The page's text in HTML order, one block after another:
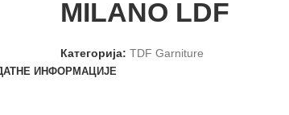
MILANO LDF
Категорија: TDF Garniture
ИНФОРМАЦИЈЕ